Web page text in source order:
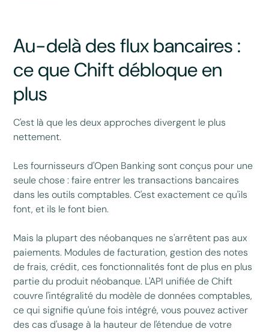
Au-delà des flux bancaires :
ce que Chift débloque en
plus
C'est là que les deux approches divergent le plus
nettement.
Les fournisseurs d'Open Banking sont conçus pour une
seule chose : faire entrer les transactions bancaires
dans les outils comptables. C'est exactement ce qu'ils
font, et ils le font bien.
Mais la plupart des néobanques ne s'arrêtent pas aux
paiements. Modules de facturation, gestion des notes
de frais, crédit, ces fonctionnalités font de plus en plus
partie du produit néobanque. L'API unifiée de Chift
couvre l'intégralité du modèle de données comptables,
ce qui signifie qu'une fois intégré, vous pouvez activer
des cas d'usage à la hauteur de l'étendue de votre